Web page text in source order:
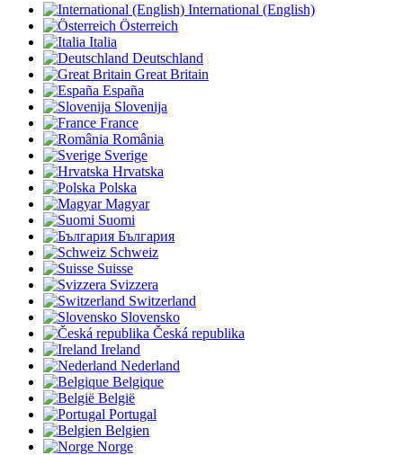
International (English)
Österreich
Italia
Deutschland
Great Britain
España
Slovenija
France
România
Sverige
Hrvatska
Polska
Magyar
Suomi
България
Schweiz
Suisse
Svizzera
Switzerland
Slovensko
Česká republika
Ireland
Nederland
Belgique
België
Portugal
Belgien
Norge